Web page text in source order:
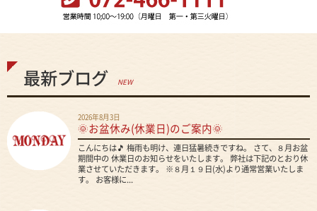
最新ブログ NEW
2026年8月3日
🌞お盆休み(休業日)のご案内🌞
こんにちは🎵 梅雨も明け、連日猛暑続きですね。 さて、８月お盆
期間中の 休業日のお知らせをいたします。 弊社は下記のとおり休
業させていただきます。 ※８月１９日(水)より通常営業いたしま
す。 お客様に...